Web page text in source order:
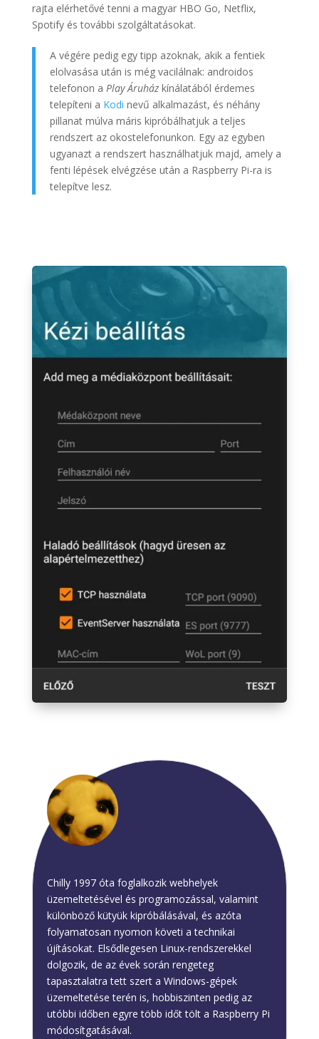
rajta elérhetővé tenni a magyar HBO Go, Netflix,
Spotify és további szolgáltatásokat.
A végére pedig egy tipp azoknak, akik a fentiek
elolvasása után is még vacilálnak: androidos
telefonon a Play Áruházkínálatából érdemes
telepíteni a Kodi nevű alkalmazást, és néhány
pillanat múlva máris kipróbálhatjuk a teljes
rendszert az okostelefonunkon. Egy az egyben
ugyanazt a rendszert használhatjuk majd, amely a
fenti lépések elvégzése után a Raspberry Pi-ra is
telepítve lesz.
Chilly 1997 óta foglalkozik webhelyek
üzemeltetésével és programozással, valamint
különböző kütyük kipróbálásával, és azóta
folyamatosan nyomon követi a technikai
újításokat. Elsődlegesen Linux-rendszerekkel
dolgozik, de az évek során rengeteg
tapasztalatra tett szert a Windows-gépek
üzemeltetése terén is, hobbiszinten pedig az
utóbbi időben egyre több időt tölt a Raspberry Pi
módosítgatásával.